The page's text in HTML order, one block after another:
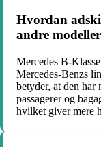
Hvordan
andre
Mercedes B-
Mercedes-Benzs
betyder, at den
passagerer og
hvilket giver mere